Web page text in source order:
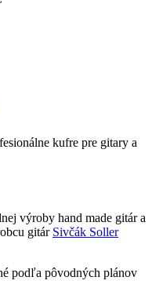
lýra
Black Beauty 1990
Headless Guitar